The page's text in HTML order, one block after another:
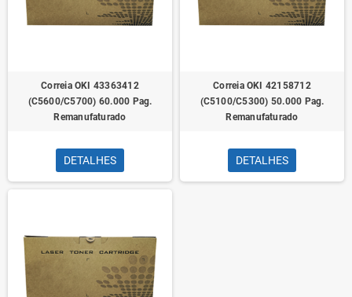
Correia OKI 43363412
(C5600/C5700) 60.000 Pag.
Remanufaturado
DETALHES
Correia OKI 42158712
(C5100/C5300) 50.000 Pag.
Remanufaturado
DETALHES